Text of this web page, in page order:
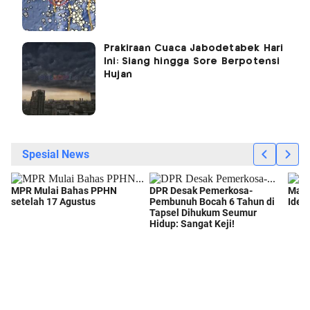
Prakiraan Cuaca Jabodetabek Hari
Ini: Siang hingga Sore Berpotensi
Hujan